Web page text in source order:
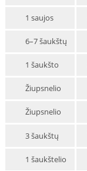
1 saujos
6–7 šaukštų
1 šaukšto
Žiupsnelio
Žiupsnelio
3 šaukštų
1 šaukštelio